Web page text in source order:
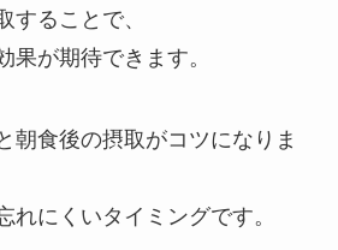
することで、
果が期待できます。
朝食後の摂取がコツになりま
れにくいタイミングです。